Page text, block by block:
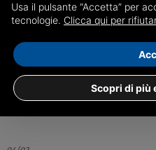
Genova: recuperato in
Intervento dei Vigili del Fuoco a
l'identità della vittima
Usa il pulsante “Accetta” per
tecnologie. Clicca qui per
Scopri di più